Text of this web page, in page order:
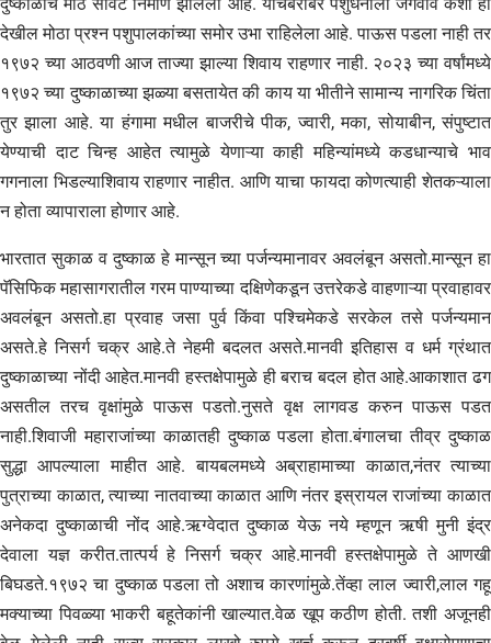
देखील मोठा प्रश्न पशुपालकांच्या समोर उभा राहिलेला आहे. पाऊस पडला नाही तर
१९७२ च्या आठवणी आज ताज्या झाल्या शिवाय राहणार नाही. २०२३ च्या वर्षांमध्ये
१९७२ च्या दुष्काळाच्या झळ्या बसतायेत की काय या भीतीने सामान्य नागरिक चिंता
तुर झाला आहे. या हंगामा मधील बाजरीचे पीक, ज्वारी, मका, सोयाबीन, संपुष्टात
येण्याची दाट चिन्ह आहेत त्यामुळे येणाऱ्या काही महिन्यांमध्ये कडधान्याचे भाव
गगनाला भिडल्याशिवाय राहणार नाहीत. आणि याचा फायदा कोणत्याही शेतकऱ्याला
न होता व्यापाराला होणार आहे.
भारतात सुकाळ व दुष्काळ हे मान्सून च्या पर्जन्यमानावर अवलंबून असतो.मान्सून‌ हा
पॅसिफिक महासागरातील गरम पाण्याच्या दक्षिणेकडून उत्तरेकडे वाहणाऱ्या प्रवाहावर
अवलंबून असतो.हा प्रवाह जसा पुर्व किंवा पश्चिमेकडे सरकेल तसे पर्जन्यमान
असते.हे निसर्ग चक्र आहे.ते नेहमी बदलत असते.मानवी इतिहास व धर्म ग्रंथात
दुष्काळाच्या नोंदी आहेत.मानवी हस्तक्षेपामुळे ही बराच बदल होत आहे.आकाशात ढग
असतील तरच वृक्षांमुळे पाऊस पडतो.नुसते वृक्ष लागवड करुन पाऊस पडत
नाही.शिवाजी महाराजांच्या काळातही दुष्काळ पडला होता.बंगालचा तीव्र दुष्काळ
सुद्धा आपल्याला माहीत आहे. बायबलमध्ये अब्राहामाच्या काळात,नंतर त्याच्या
पुत्राच्या काळात, त्याच्या नातवाच्या काळात आणि नंतर इस्रायल राजांच्या काळात
अनेकदा दुष्काळाची नोंद आहे.ऋग्वेदात दुष्काळ येऊ नये म्हणून ऋषी मुनी इंद्र
देवाला यज्ञ करीत.तात्पर्य हे निसर्ग चक्र आहे.मानवी हस्तक्षेपामुळे ते आणखी
बिघडते.१९७२ चा दुष्काळ पडला तो अशाच कारणांमुळे.तेंव्हा लाल ज्वारी,लाल गहू
मक्याच्या पिवळ्या भाकरी बहूतेकांनी खाल्यात.वेळ खूप कठीण होती. तशी अजूनही